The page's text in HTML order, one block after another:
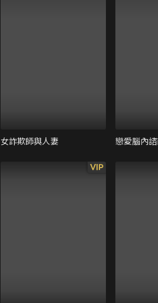
女詐欺師與人妻 戀愛腦內
VIP